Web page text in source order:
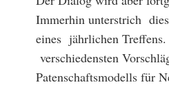
Immerhin unterstrich
eines jährlichen Treffens.
verschiedensten
Patenschaftsmodells für